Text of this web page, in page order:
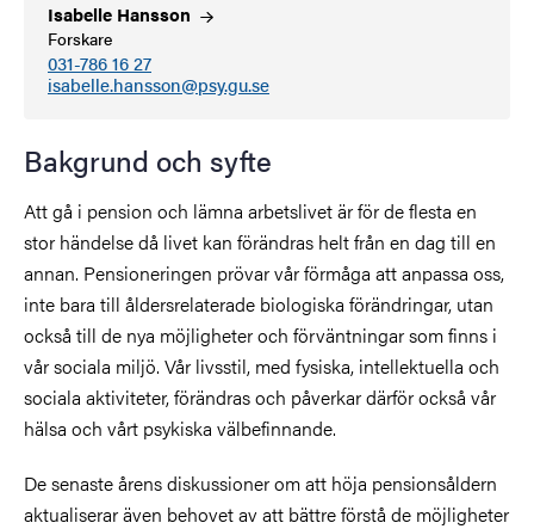
Isabelle Hansson
Forskare
031-786 16 27
isabelle.hansson@psy.gu.se
Bakgrund och syfte
Att gå i pension och lämna arbetslivet är för de flesta en
stor händelse då livet kan förändras helt från en dag till en
annan. Pensioneringen prövar vår förmåga att anpassa oss,
inte bara till åldersrelaterade biologiska förändringar, utan
också till de nya möjligheter och förväntningar som finns i
vår sociala miljö. Vår livsstil, med fysiska, intellektuella och
sociala aktiviteter, förändras och påverkar därför också vår
hälsa och vårt psykiska välbefinnande.
De senaste årens diskussioner om att höja pensionsåldern
aktualiserar även behovet av att bättre förstå de möjligheter